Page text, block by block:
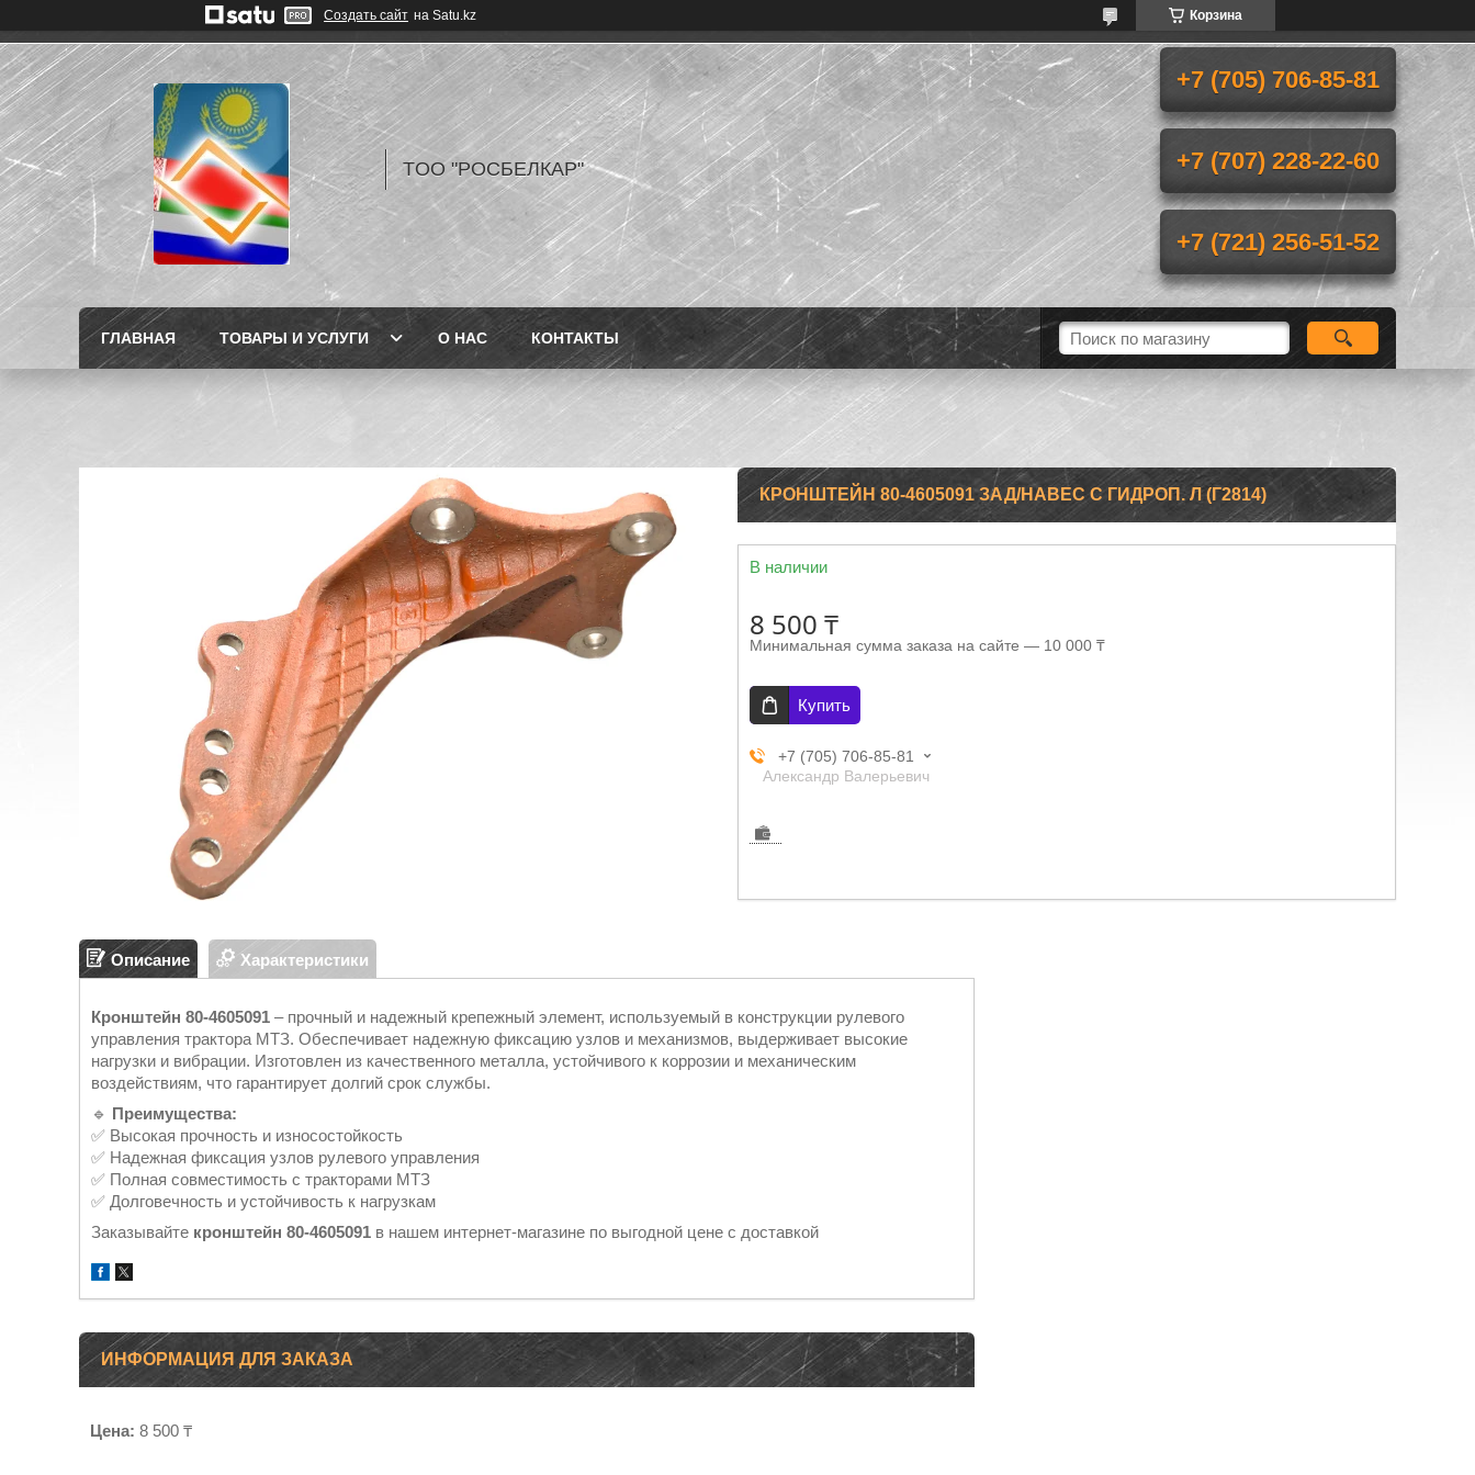
Создать сайт на Satu.kz Корзина
TOO "РОСБЕЛКАР"
+7 (705) 706-85-81
+7 (707) 228-22-60
+7 (721) 256-51-52
ГЛАВНАЯ ТОВАРЫ И УСЛУГИ О НАС КОНТАКТЫ
КРОНШТЕЙН 80-4605091 ЗАД/НАВЕС С ГИДРОП. Л (Г2814)
В наличии
8 500 ₸
Минимальная сумма заказа на сайте — 10 000 ₸
Купить
+7 (705) 706-85-81
Александр Валерьевич
Описание Характеристики
Кронштейн 80-4605091 – прочный и надежный крепежный элемент, используемый в конструкции рулевого
управления трактора МТЗ. Обеспечивает надежную фиксацию узлов и механизмов, выдерживает высокие
нагрузки и вибрации. Изготовлен из качественного металла, устойчивого к коррозии и механическим
воздействиям, что гарантирует долгий срок службы.
🔹 Преимущества:
✅ Высокая прочность и износостойкость
✅ Надежная фиксация узлов рулевого управления
✅ Полная совместимость с тракторами МТЗ
✅ Долговечность и устойчивость к нагрузкам
Заказывайте кронштейн 80-4605091 в нашем интернет-магазине по выгодной цене с доставкой
ИНФОРМАЦИЯ ДЛЯ ЗАКАЗА
Цена: 8 500 ₸